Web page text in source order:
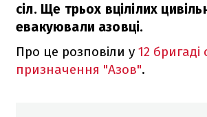
сіл. Ще трьох вцілілих
евакуювали азовці.
Про це розповіли у 12 бригаді
призначення "Азов".